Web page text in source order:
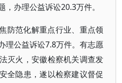
办理公益诉讼20.3万件。
防范化解重点行业、重点领
理公益诉讼7.8万件。有志愿
灭火，安徽检察机关调查发
全隐患，遂以检察建议督促